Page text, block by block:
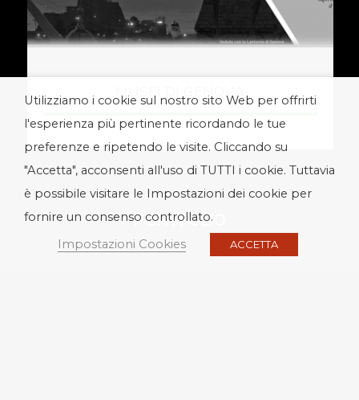
MUSEI DI GENOVA
PORTFOLIO
Utilizziamo i cookie sul nostro sito Web per offrirti
l'esperienza più pertinente ricordando le tue
preferenze e ripetendo le visite. Cliccando su
"Accetta", acconsenti all'uso di TUTTI i cookie. Tuttavia
è possibile visitare le Impostazioni dei cookie per
fornire un consenso controllato.
Impostazioni Cookies
ACCETTA